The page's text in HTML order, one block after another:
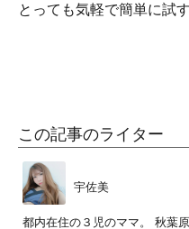
とっても気軽で簡単に試
この記事のライター
宇佐美
都内在住の３児のママ。 秋葉